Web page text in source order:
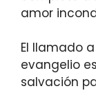
amor
El llamado
evangelio
salvación